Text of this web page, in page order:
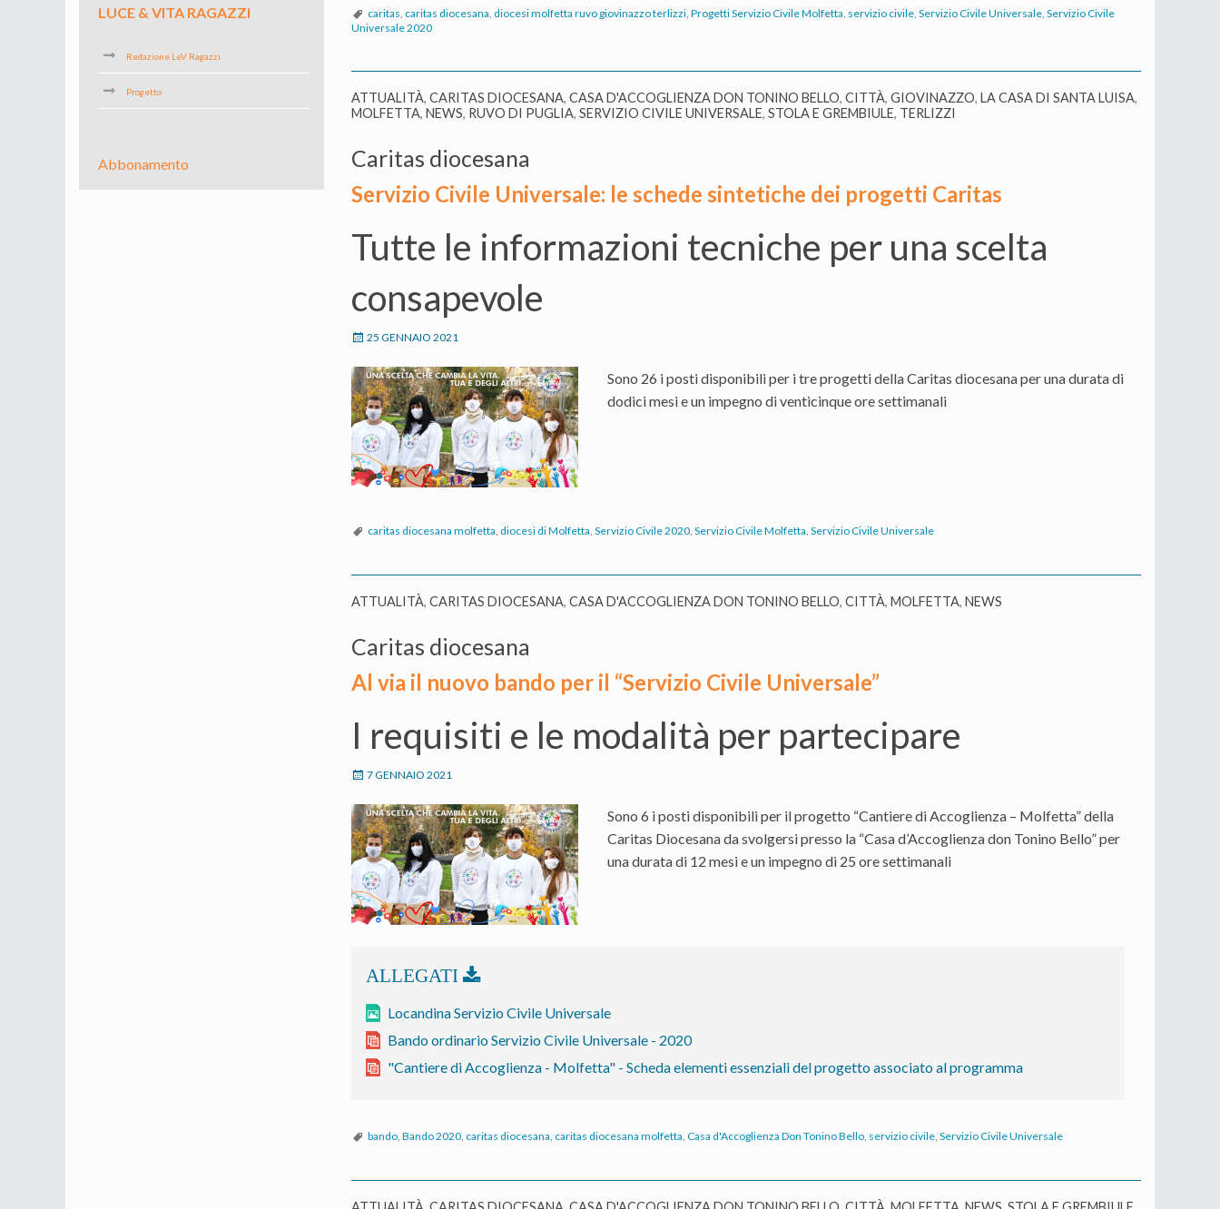
caritas caritas diocesana diocesi molfetta ruvo giovinazzo terlizzi Progetti Servizio Civile Molfetta servizio civile Servizio Civile Universale Servizio Civile
Universale 2020
ATTUALITÀ, CARITAS DIOCESANA, CASA D'ACCOGLIENZA DON TONINO BELLO, CITTÀ, GIOVINAZZO, LA CASA DI SANTA LUISA,
MOLFETTA, NEWS, RUVO DI PUGLIA, SERVIZIO CIVILE UNIVERSALE, STOLA E GREMBIULE, TERLIZZI
Caritas diocesana
Servizio Civile Universale: le schede sintetiche dei progetti Caritas
Tutte le informazioni tecniche per una scelta
consapevole
25 GENNAIO 2021
Sono 26 i posti disponibili per i tre progetti della Caritas diocesana per una durata di
dodici mesi e un impegno di venticinque ore settimanali
caritas diocesana molfetta diocesi di Molfetta Servizio Civile 2020 Servizio Civile Molfetta Servizio Civile Universale
ATTUALITÀ, CARITAS DIOCESANA, CASA D'ACCOGLIENZA DON TONINO BELLO, CITTÀ, MOLFETTA, NEWS
Caritas diocesana
Al via il nuovo bando per il “Servizio Civile Universale”
I requisiti e le modalità per partecipare
7 GENNAIO 2021
Sono 6 i posti disponibili per il progetto “Cantiere di Accoglienza – Molfetta” della
Caritas Diocesana da svolgersi presso la “Casa d’Accoglienza don Tonino Bello” per
una durata di 12 mesi e un impegno di 25 ore settimanali
Locandina Servizio Civile Universale
Bando ordinario Servizio Civile Universale - 2020
"Cantiere di Accoglienza - Molfetta" - Scheda elementi essenziali del progetto associato al programma
bando Bando 2020 caritas diocesana caritas diocesana molfetta Casa d'Accoglienza Don Tonino Bello servizio civile Servizio Civile Universale
LUCE & VITA RAGAZZI
Redazione LeV Ragazzi
Progetto
Abbonamento